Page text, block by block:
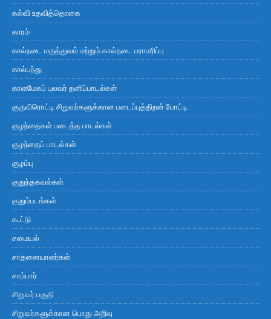
கல்வி உதவித்தொகை
காரம்
கால்நடை மருத்துவம் மற்றும் கால்நடை பராமரிப்பு
கால்பந்து
காளமேகப் புலவர் தனிப்பாடல்கள்
குருவிரொட்டி சிறுவர்களுக்கான படைப்புத்திறன் போட்டி
குழந்தைகள் படைத்த பாடல்கள்
குழந்தைப் பாடல்கள்
குழம்பு
குறுந்தகவல்கள்
குறும்படங்கள்
கூட்டு
சமையல்
சாதனையாளர்கள்
சாம்பார்
சிறுவர் பகுதி
சிறுவர்களுக்கான பொது அறிவு